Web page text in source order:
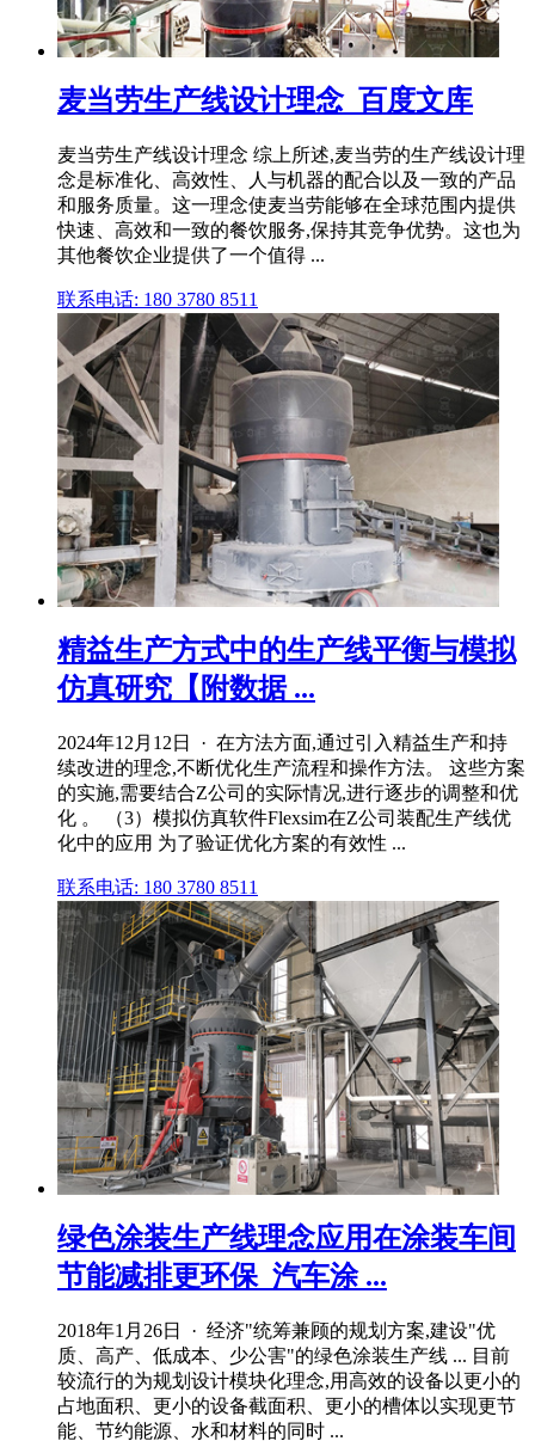
麦当劳生产线设计理念_百度文库
麦当劳生产线设计理念 综上所述,麦当劳的生产线设计理
念是标准化、高效性、人与机器的配合以及一致的产品
和服务质量。这一理念使麦当劳能够在全球范围内提供
快速、高效和一致的餐饮服务,保持其竞争优势。这也为
其他餐饮企业提供了一个值得 ...
联系电话: 180 3780 8511
精益生产方式中的生产线平衡与模拟
仿真研究【附数据 ...
2024年12月12日 · 在方法方面,通过引入精益生产和持
续改进的理念,不断优化生产流程和操作方法。 这些方案
的实施,需要结合Z公司的实际情况,进行逐步的调整和优
化 。 （3）模拟仿真软件Flexsim在Z公司装配生产线优
化中的应用 为了验证优化方案的有效性 ...
联系电话: 180 3780 8511
绿色涂装生产线理念应用在涂装车间
节能减排更环保_汽车涂 ...
2018年1月26日 · 经济"统筹兼顾的规划方案,建设"优
质、高产、低成本、少公害"的绿色涂装生产线 ... 目前
较流行的为规划设计模块化理念,用高效的设备以更小的
占地面积、更小的设备截面积、更小的槽体以实现更节
能、节约能源、水和材料的同时 ...